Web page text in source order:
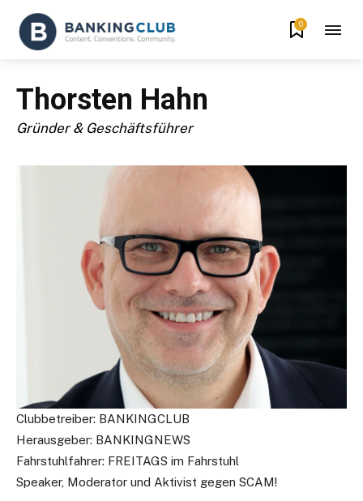
0
Thorsten Hahn
Gründer & Geschäftsführer
Clubbetreiber: BANKINGCLUB
Herausgeber: BANKINGNEWS
Fahrstuhlfahrer: FREITAGS im Fahrstuhl
Speaker, Moderator und Aktivist gegen SCAM!